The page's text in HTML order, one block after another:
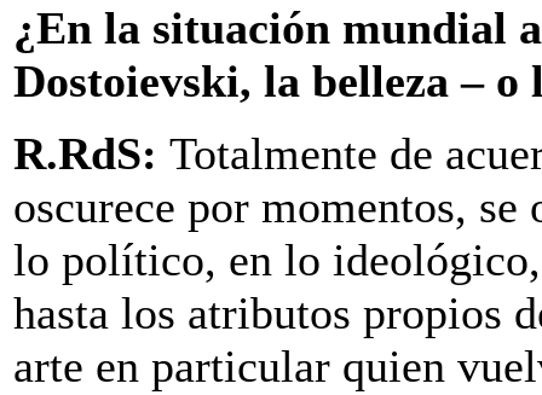
¿En la situación mundial
Dostoievski, la belleza –
R.RdS: Totalmente de
oscurece por momentos, se
lo político, en lo
hasta los atributos propios
arte en particular quien